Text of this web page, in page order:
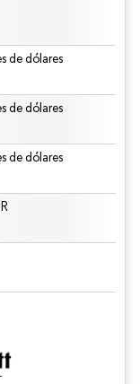
de dólares
de dólares
de dólares
conforme CC BY 4.0.